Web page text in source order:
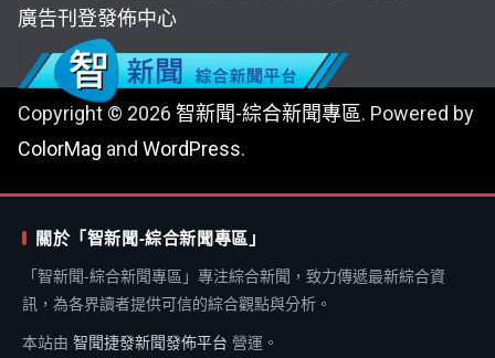
廣告刊登發佈中心
Copyright © 2026 智新聞-綜合新聞專區. Powered by
ColorMag and WordPress.
關於「智新聞-綜合新聞專區」
「智新聞-綜合新聞專區」專注綜合新聞，致力傳遞最新綜合資
訊，為各界讀者提供可信的綜合觀點與分析。
本站由 智聞捷發新聞發佈平台 營運。